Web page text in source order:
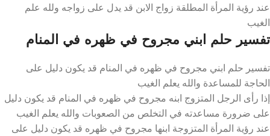
عند رؤية المرأة المطلقة زواج الابن قد يدل على زواجه ولله علم
الغيب
تفسير حلم ابني مجروح في ظهره في المنام
تفسير حلم ابني مجروح في ظهره في المنام قد يكون دليل على
الحاجة للمساعدة والله يعلم الغيب
إذا رأى الرجل المتزوج ابنه مجروح في ظهره في المنام قد يكون دليل
على ضرورة مساعدته في التخلص من الصعوبات والله يعلم الغيب
عند رؤية المرأة المتزوجة ابنها مجروح في ظهره قد يكون دليل على